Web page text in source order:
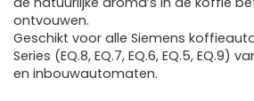
ontvouwen.
Geschikt voor alle Siemens
Series (EQ.8, EQ.7, EQ.6, EQ.5, EQ.9)
en inbouwautomaten.